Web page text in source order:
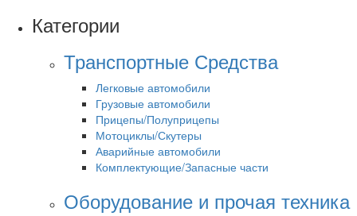
Категории
Транспортные Средства
Легковые автомобили
Грузовые автомобили
Прицепы/Полуприцепы
Мотоциклы/Скутеры
Аварийные автомобили
Комплектующие/Запасные части
Оборудование и прочая техника